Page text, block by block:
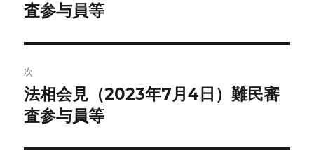
ナ
ビ
ゲ
ー
の
稿:
査参与員等
次
次
の
稿:
法相会見（2023年7月4日）難民審
査参与員等